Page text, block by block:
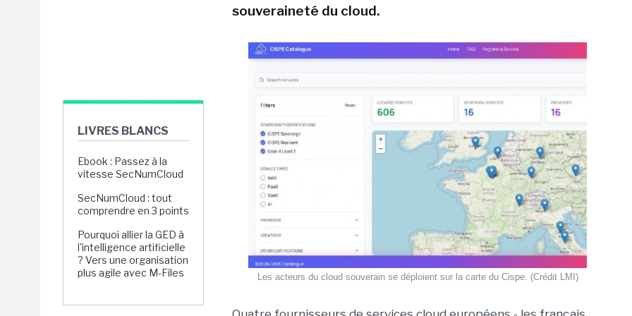
LIVRES BLANCS
Ebook : Passez à la
vitesse SecNumCloud
SecNumCloud : tout
comprendre en 3 points
Pourquoi allier la GED à
l'intelligence artificielle
? Vers une organisation
plus agile avec M-Files
souveraineté du cloud.
Les acteurs du cloud souverain se déploient sur la carte du Cispe. (Crédit LMI)